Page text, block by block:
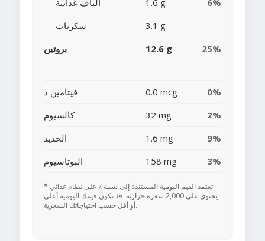
ألياف غذائية 1.6 g
6%
سكريات
3.1 g
بروتين
12.6 g 25%
فيتامين د 0.0 mcg
0%
كالسيوم
32 mg
2%
الحديد
1.6 mg
9%
البوتاسيوم
158 mg 3%
* تعتمد القيم اليومية المستندة إلى نسبة ٪ على نظام غذائي
يحتوي على 2,000 سعرة حرارية. قد تكون قيمك اليومية أعلى
أو أقل حسب احتياجاتك السعرية.